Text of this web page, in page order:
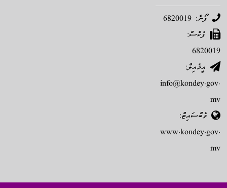
ފޯން: 6820019
ފެކްސް:
6820019
އީމެއިލް:
info@kondey.gov.
mv
ވެބްސައިޓް:
www.kondey.gov.
mv